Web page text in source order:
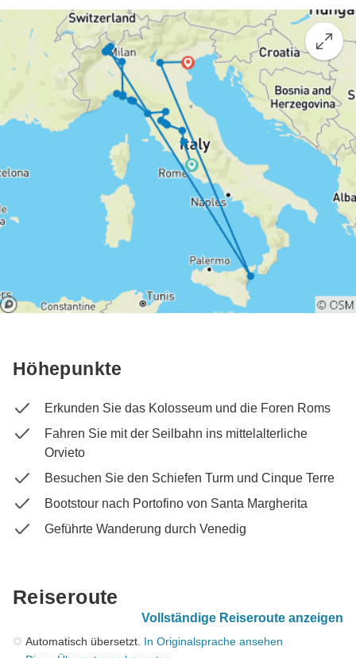
Höhepunkte
Erkunden Sie das Kolosseum und die Foren Roms
Fahren Sie mit der Seilbahn ins mittelalterliche
Orvieto
Besuchen Sie den Schiefen Turm und Cinque Terre
Bootstour nach Portofino von Santa Margherita
Geführte Wanderung durch Venedig
Reiseroute
Vollständige Reiseroute anzeigen
Automatisch übersetzt. In Originalsprache ansehen